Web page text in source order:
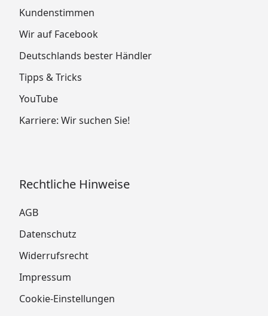
Kundenstimmen
Wir auf Facebook
Deutschlands bester Händler
Tipps & Tricks
YouTube
Karriere: Wir suchen Sie!
Rechtliche Hinweise
AGB
Datenschutz
Widerrufsrecht
Impressum
Cookie-Einstellungen